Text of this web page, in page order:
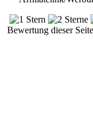
Bewertung dieser